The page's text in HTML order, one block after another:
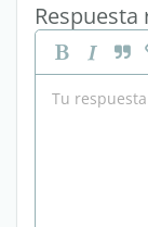
Respuesta